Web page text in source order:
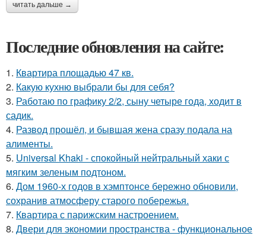
читать дальше →
Последние обновления на сайте:
1. Квартира площадью 47 кв.
2. Какую кухню выбрали бы для себя?
3. Работаю по графику 2/2, сыну четыре года, ходит в
садик.
4. Развод прошёл, и бывшая жена сразу подала на
алименты.
5. Universal Khaki - спокойный нейтральный хаки с
мягким зеленым подтоном.
6. Дом 1960-х годов в хэмптонсе бережно обновили,
сохранив атмосферу старого побережья.
7. Квартира с парижским настроением.
8. Двери для экономии пространства - функциональное